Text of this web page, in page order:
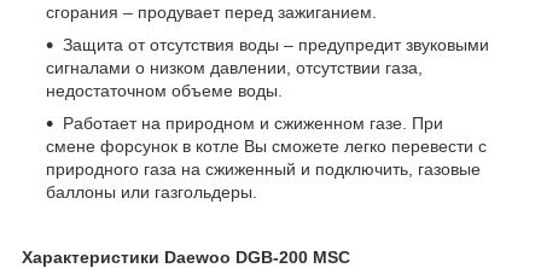
сгорания – продувает перед зажиганием.
Защита от отсутствия воды – предупредит звуковыми
сигналами о низком давлении, отсутствии газа,
недостаточном объеме воды.
Работает на природном и сжиженном газе. При
смене форсунок в котле Вы сможете легко перевести с
природного газа на сжиженный и подключить, газовые
баллоны или газгольдеры.
Характеристики Daewoo DGB-200 MSC